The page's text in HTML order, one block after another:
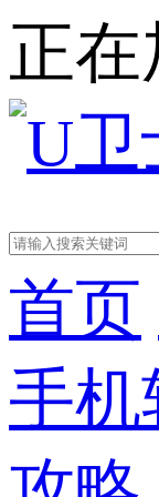
正在
首页
手机